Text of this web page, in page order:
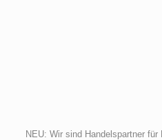
NEU: Wir sind Handelspartner